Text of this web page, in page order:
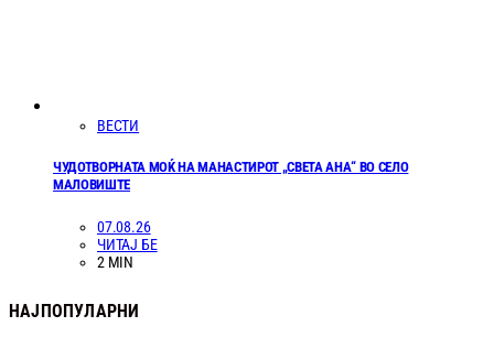
ВЕСТИ
ЧУДОТВОРНАТА МОЌ НА МАНАСТИРОТ „СВЕТА АНА“ ВО СЕЛО
МАЛОВИШТЕ
07.08.26
ЧИТАЈ БЕ
2 MIN
НАЈПОПУЛАРНИ